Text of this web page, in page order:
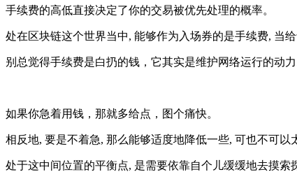
手续费的高低直接决定了你的交易被优先处理的概率。
处在区块链这个世界当中, 能够作为入场券的是手续费, 当
别总觉得手续费是白扔的钱，它其实是维护网络运行的动力
如果你急着用钱，那就多给点，图个痛快。
相反地, 要是不着急, 那么能够适度地降低一些, 可也不可以
处于这中间位置的平衡点, 是需要依靠自个儿缓缓地去摸